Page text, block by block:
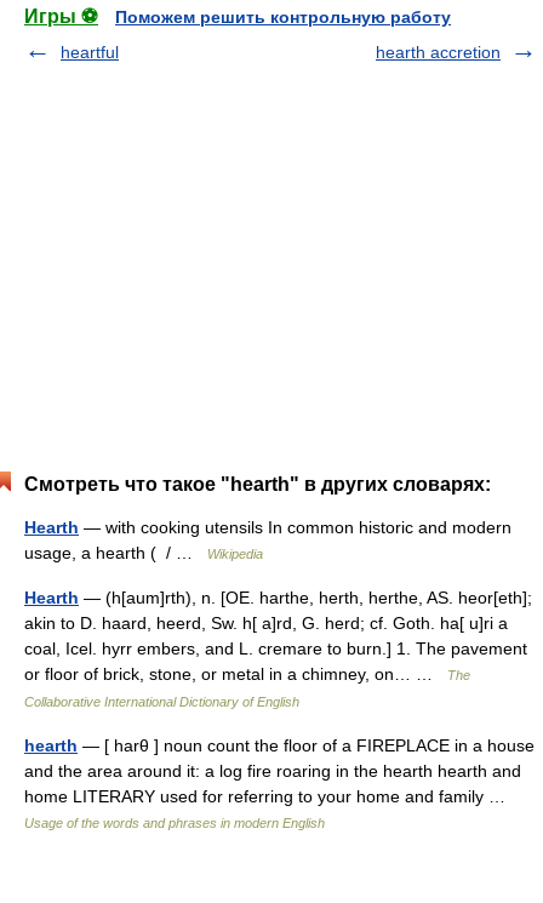
Игры ⚽
Поможем решить контрольную работу
heartful
hearth accretion
Смотреть что такое "hearth" в других словарях:
Hearth — with cooking utensils In common historic and modern
usage, a hearth ( / …
Wikipedia
Hearth — (h[aum]rth), n. [OE. harthe, herth, herthe, AS. heor[eth];
akin to D. haard, heerd, Sw. h[ a]rd, G. herd; cf. Goth. ha[ u]ri a
coal, Icel. hyrr embers, and L. cremare to burn.] 1. The pavement
or floor of brick, stone, or metal in a chimney, on… …
The
Collaborative International Dictionary of English
hearth — [ harθ ] noun count the floor of a FIREPLACE in a house
and the area around it: a log fire roaring in the hearth hearth and
home LITERARY used for referring to your home and family …
Usage of the words and phrases in modern English